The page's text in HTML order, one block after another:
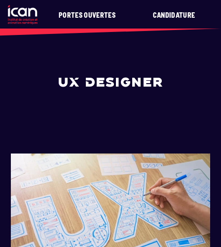
PORTES OUVERTES CANDIDATURE
UX DESIGNER